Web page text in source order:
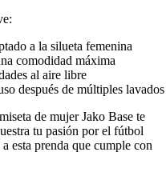
a la silueta femenina
comodidad máxima
al aire libre
después de múltiples lavados
de mujer Jako Base te
tu pasión por el fútbol
esta prenda que cumple con